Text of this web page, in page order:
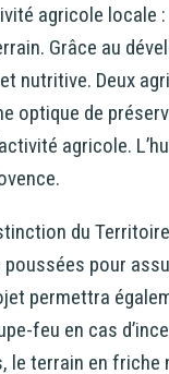
agricole locale
Grâce au
nutritive. Deux
optique de
agricole.
du
pour
permettra
feu en cas
terrain en friche